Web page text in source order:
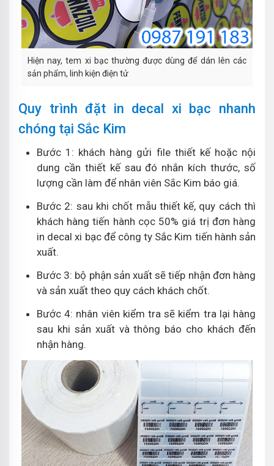
Hiện nay, tem xi bạc thường được dùng để dán lên các
sản phẩm, linh kiện điện tử
Quy trình đặt in decal xi bạc nhanh
chóng tại Sắc Kim
Bước 1: khách hàng gửi file thiết kế hoặc nội
dung cần thiết kế sau đó nhắn kích thước, số
lượng cần làm để nhân viên Sắc Kim báo giá.
Bước 2: sau khi chốt mẫu thiết kế, quy cách thì
khách hàng tiến hành cọc 50% giá trị đơn hàng
in decal xi bạc để công ty Sắc Kim tiến hành sản
xuất.
Bước 3: bộ phận sản xuất sẽ tiếp nhận đơn hàng
và sản xuất theo quy cách khách chốt.
Bước 4: nhân viên kiểm tra sẽ kiểm tra lại hàng
sau khi sản xuất và thông báo cho khách đến
nhận hàng.